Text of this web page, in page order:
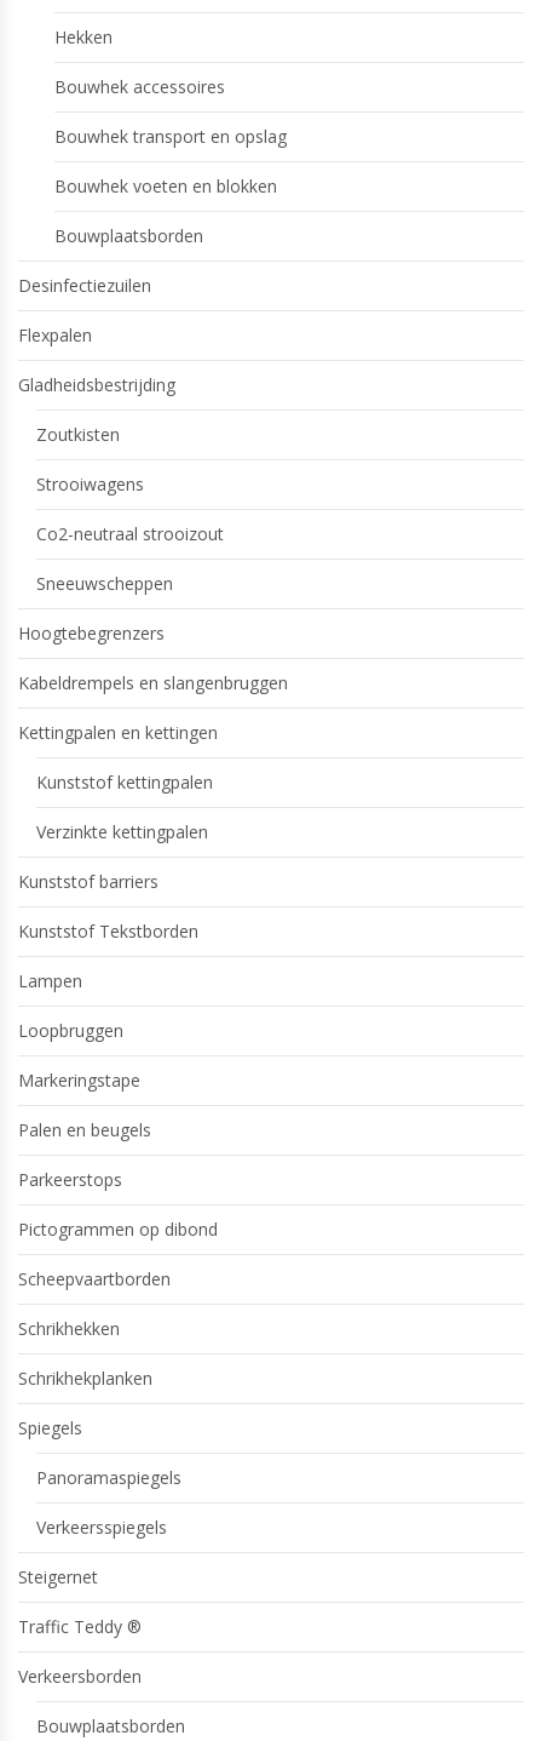
Hekken
Bouwhek accessoires
Bouwhek transport en opslag
Bouwhek voeten en blokken
Bouwplaatsborden
Desinfectiezuilen
Flexpalen
Gladheidsbestrijding
Zoutkisten
Strooiwagens
Co2-neutraal strooizout
Sneeuwscheppen
Hoogtebegrenzers
Kabeldrempels en slangenbruggen
Kettingpalen en kettingen
Kunststof kettingpalen
Verzinkte kettingpalen
Kunststof barriers
Kunststof Tekstborden
Lampen
Loopbruggen
Markeringstape
Palen en beugels
Parkeerstops
Pictogrammen op dibond
Scheepvaartborden
Schrikhekken
Schrikhekplanken
Spiegels
Panoramaspiegels
Verkeersspiegels
Steigernet
Traffic Teddy ®
Verkeersborden
Bouwplaatsborden